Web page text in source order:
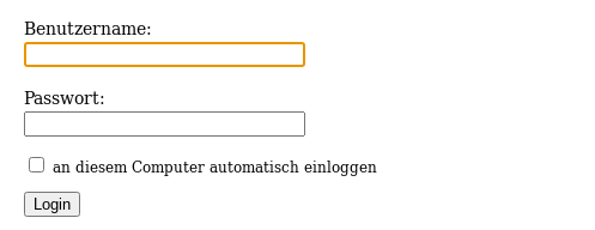
Benutzername:
Passwort:
an diesem Computer automatisch einloggen